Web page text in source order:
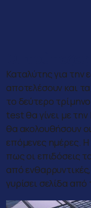
Καταλύτης για την
αποτελέσουν και τα
το δεύτερο
test θα γίνει με την
θα ακολουθήσουν
επόμενες ημέρες. Η
πως οι επιδόσεις
από
γυρίσει σελίδα